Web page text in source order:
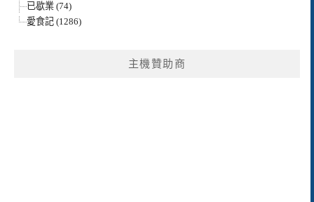
已歇業 (74)
愛食記 (1286)
主機贊助商